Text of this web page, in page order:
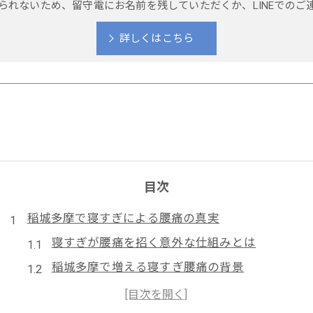
ないため、留守電にお名前を残していただくか、LINEでのご
詳しくはこちら
目次
稲城多摩で寝すぎによる腰痛の真実
寝すぎが腰痛を招く意外な仕組みとは
稲城多摩で増える寝すぎ腰痛の背景
腰痛悪化のサインを見逃さないポイント